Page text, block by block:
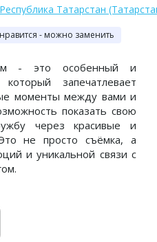
Татарстан
- можно заменить
- это особенный и
запечатлевает
моменты между вами и
показать свою
через красивые и
не просто съёмка, а
и уникальной связи с